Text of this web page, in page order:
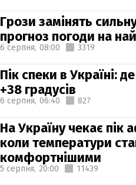
Грози замінять
прогноз погоди на
6 серпня, 08:00 3319
Пік спеки в Україні:
+38 градусів
6 серпня, 06:40 827
На Україну чекає пік
коли температури
комфортнішими
5 серпня, 20:00 11439